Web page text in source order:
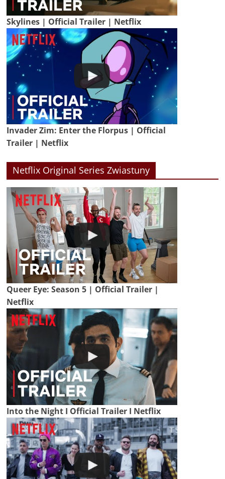
Skylines | Official Trailer | Netflix
Invader Zim: Enter the Florpus | Official
Trailer | Netflix
Netflix Original Series Zwiastuny
Queer Eye: Season 5 | Official Trailer |
Netflix
Into the Night I Official Trailer I Netflix